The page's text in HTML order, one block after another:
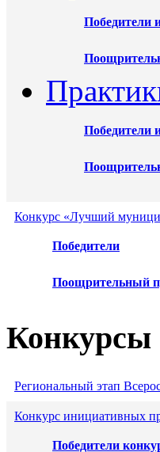
Победители
Победители
Конкурс «Лучший
Победители
Поощрительный
Конкурсы
Региональный этап
Конкурс инициативных
Победители